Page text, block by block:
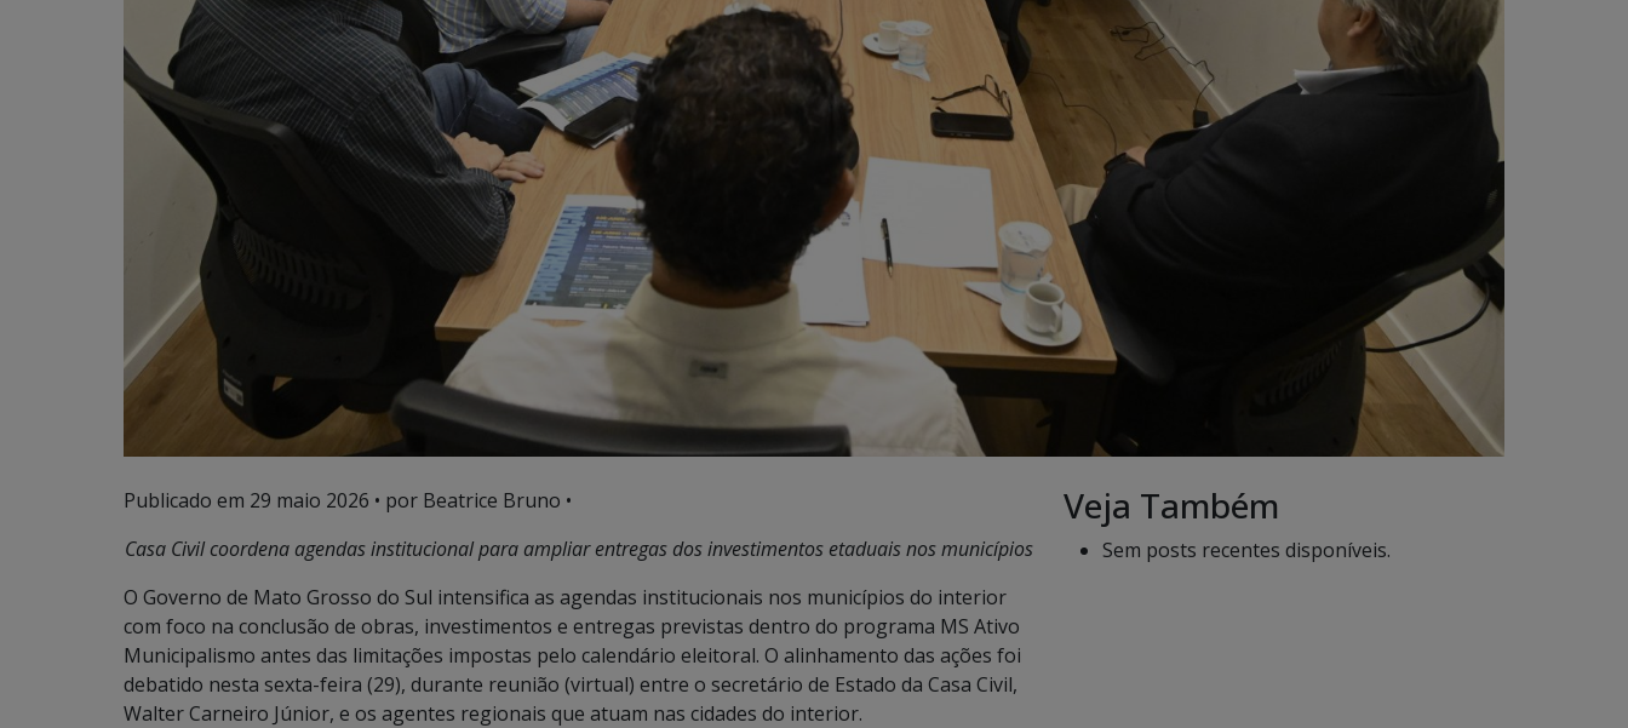
Publicado em 29 maio 2026 • por Beatrice Bruno •
Casa Civil coordena agendas institucional para ampliar entregas dos investimentos etaduais nos municípios
O Governo de Mato Grosso do Sul intensifica as agendas institucionais nos municípios do interior
com foco na conclusão de obras, investimentos e entregas previstas dentro do programa MS Ativo
Municipalismo antes das limitações impostas pelo calendário eleitoral. O alinhamento das ações foi
debatido nesta sexta-feira (29), durante reunião (virtual) entre o secretário de Estado da Casa Civil,
Walter Carneiro Júnior, e os agentes regionais que atuam nas cidades do interior.
Veja Também
Sem posts recentes disponíveis.